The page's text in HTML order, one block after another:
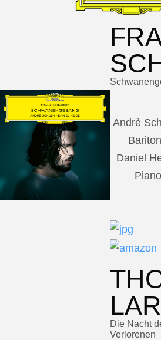
Andrè
Daniel
Piano
Die Nacht
Verlorenen